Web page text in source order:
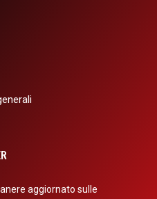
aggiornato sulle